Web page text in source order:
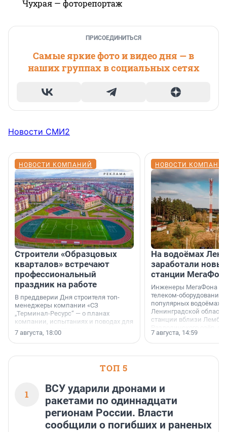
Чухрая — фоторепортаж
ПРИСОЕДИНИТЬСЯ
Самые яркие фото и видео дня — в
наших группах в социальных сетях
Новости СМИ2
НОВОСТИ КОМПАНИЙ
Строители «Образцовых
кварталов» встречают
профессиональный
праздник на работе
В преддверии Дня строителя топ-
менеджеры компании «СЗ
„Терминал-Ресурс“ — о планах
компании, испытаниях и поводах для
осторожного оптимизма.
7 августа, 18:00
НОВОСТИ
На водоёмах
заработали
станции
Инженеры МегаФона
телеком-оборудование
популярных водоёмах
Ленинградской
станции вблизи
недалеко от Большого
водопада.
7 августа, 14:59
ТОП 5
1
ВСУ ударили дронами и
ракетами по одиннадцати
регионам России. Власти
сообщили о погибших и раненых